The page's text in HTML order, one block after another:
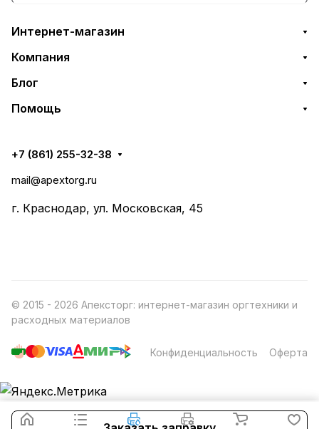
Интернет-магазин
Компания
Блог
Помощь
+7 (861) 255-32-38
mail@apextorg.ru
г. Краснодар, ул. Московская, 45
© 2015 - 2026 Апексторг: интернет-магазин оргтехники и
расходных материалов
Конфиденциальность Оферта